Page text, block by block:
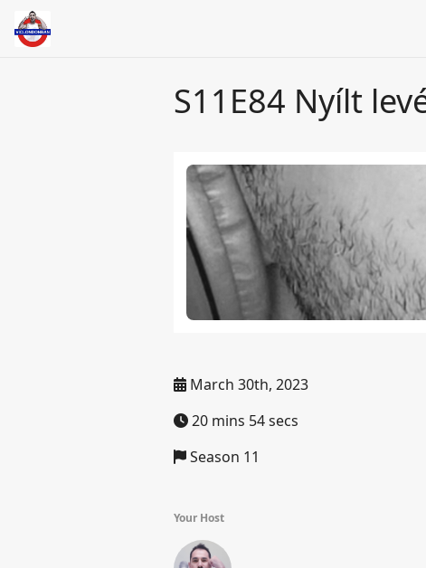
S11E84 Nyílt
March 30th, 2023
20 mins 54 secs
Season 11
Your Host